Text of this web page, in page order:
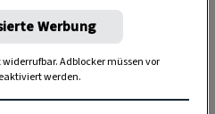
Werbung
Adblocker müssen vor
werden.